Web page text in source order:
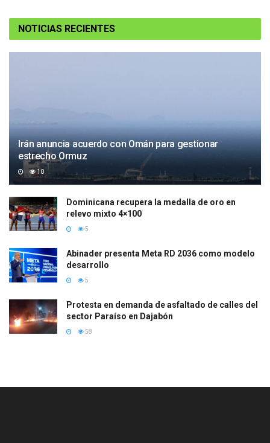
NOTICIAS RECIENTES
Irán anuncia acuerdo con Omán para gestionar
estrecho Ormuz
10
Dominicana recupera la medalla de oro en
relevo mixto 4×100
5
Abinader presenta Meta RD 2036 como modelo
desarrollo
5
Protesta en demanda de asfaltado de calles del
sector Paraíso en Dajabón
58